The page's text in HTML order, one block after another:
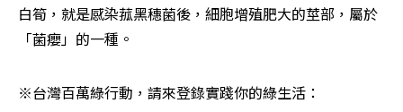
白筍，就是感染菰黑穗菌後，細胞增殖肥大的莖部，屬於
「菌癭」的一種。
※台灣百萬綠行動，請來登錄實踐你的綠生活：